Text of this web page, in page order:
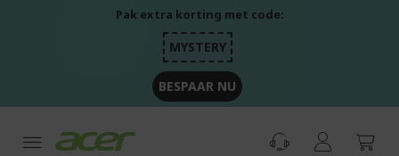
Pak extra korting met code:
MYSTERY
BESPAAR NU